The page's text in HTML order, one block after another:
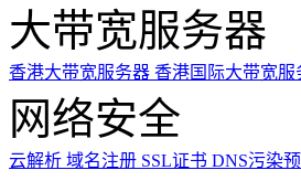
大带宽服务器
香港大带宽服务器 香港国际大带宽服
网络安全
云解析 域名注册 SSL证书 DNS污染